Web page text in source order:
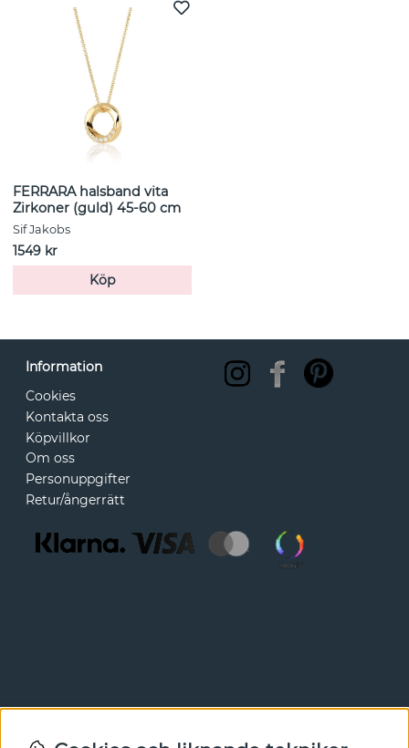
FERRARA halsband vita
Zirkoner (guld) 45-60 cm
Sif Jakobs
1549 kr
Köp
Information
Cookies
Kontakta oss
Köpvillkor
Om oss
Personuppgifter
Retur/ångerrätt
Nyhetsbrev